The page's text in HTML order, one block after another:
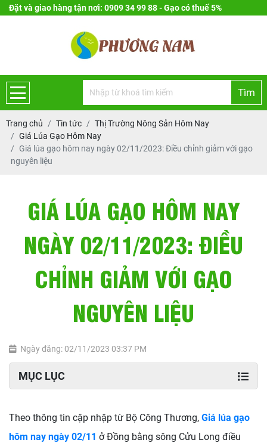
Đặt và giao hàng tận nơi: 0909 34 99 88 - Gạo có thuế 5%
Tìm
Trang chủ Tin tức
Thị Trường Nông Sản Hôm Nay
Giá Lúa Gạo Hôm Nay
Giá lúa gạo hôm nay ngày 02/11/2023: Điều chỉnh giảm với gạo
nguyên liệu
GIÁ LÚA GẠO HÔM NAY
NGÀY 02/11/2023: ĐIỀU
CHỈNH GIẢM VỚI GẠO
NGUYÊN LIỆU
Ngày đăng: 02/11/2023 03:37 PM
MỤC LỤC
Theo thông tin cập nhập từ Bộ Công Thương, Giá lúa gạo
hôm nay ngày 02/11 ở Đồng bằng sông Cửu Long điều